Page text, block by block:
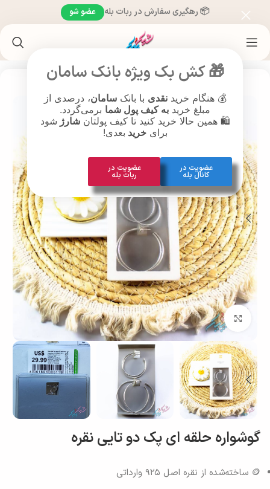
🎁 کش بک ویژه بانک سامان
💰 هنگام خریدنقدی با بانکسامان، درصدی از
مبلغ خرید به کیف پول شما برمی‌گردد.
🛍️ همین حالا خرید کنید تا کیف پولتانشارژ شود
برایخرید بعدی!
عضویت در
کانال بله
عضویت در
ربات بله
📦 رهگیری سفارش در ربات بله عضو شو
بزرگنمایی تصویر
گوشواره حلقه ای پک دو تایی نقره
🪙 ساخته‌شده از نقره اصل ۹۲۵ وارداتی